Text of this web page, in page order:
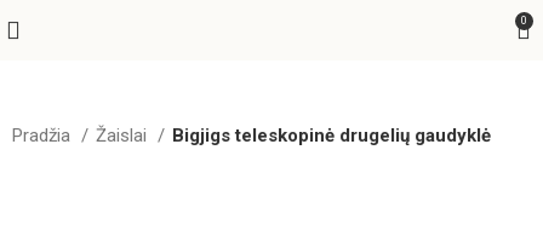
0
Pradžia Žaislai Bigjigs teleskopinė drugelių gaudyklė